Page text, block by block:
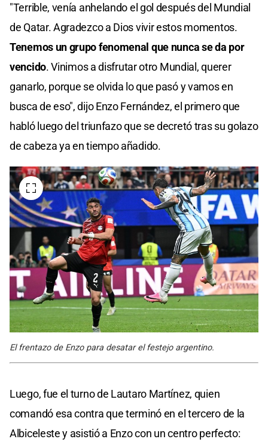
"Terrible, venía anhelando el gol después del Mundial
de Qatar. Agradezco a Dios vivir estos momentos.
Tenemos un grupo fenomenal que nunca se da por
vencido. Vinimos a disfrutar otro Mundial, querer
ganarlo, porque se olvida lo que pasó y vamos en
busca de eso", dijo Enzo Fernández, el primero que
habló luego del triunfazo que se decretó tras su golazo
de cabeza ya en tiempo añadido.
El frentazo de Enzo para desatar el festejo argentino.
Luego, fue el turno de Lautaro Martínez, quien
comandó esa contra que terminó en el tercero de la
Albiceleste y asistió a Enzo con un centro perfecto: